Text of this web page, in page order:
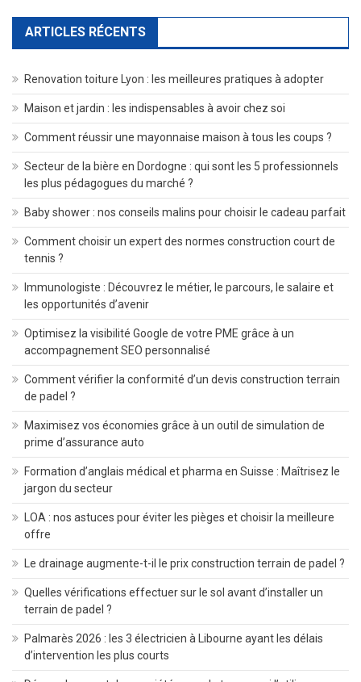
ARTICLES RÉCENTS
Renovation toiture Lyon : les meilleures pratiques à adopter
Maison et jardin : les indispensables à avoir chez soi
Comment réussir une mayonnaise maison à tous les coups ?
Secteur de la bière en Dordogne : qui sont les 5 professionnels
les plus pédagogues du marché ?
Baby shower : nos conseils malins pour choisir le cadeau parfait
Comment choisir un expert des normes construction court de
tennis ?
Immunologiste : Découvrez le métier, le parcours, le salaire et
les opportunités d’avenir
Optimisez la visibilité Google de votre PME grâce à un
accompagnement SEO personnalisé
Comment vérifier la conformité d’un devis construction terrain
de padel ?
Maximisez vos économies grâce à un outil de simulation de
prime d’assurance auto
Formation d’anglais médical et pharma en Suisse : Maîtrisez le
jargon du secteur
LOA : nos astuces pour éviter les pièges et choisir la meilleure
offre
Le drainage augmente-t-il le prix construction terrain de padel ?
Quelles vérifications effectuer sur le sol avant d’installer un
terrain de padel ?
Palmarès 2026 : les 3 électricien à Libourne ayant les délais
d’intervention les plus courts